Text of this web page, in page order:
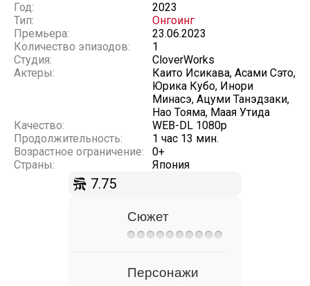
Год:
2023
Тип:
Онгоинг
Премьера:
23.06.2023
Количество эпизодов:
1
Студия:
CloverWorks
Актеры:
Каито Исикава, Асами Сэто,
Юрика Кубо, Инори
Минасэ, Ацуми Танэдзаки,
Нао Тояма, Маая Утида
Качество:
WEB-DL 1080p
Продолжительность:
1 час 13 мин.
Возрастное ограничение:
0+
Страны:
Япония
7.75
Сюжет
Персонажи